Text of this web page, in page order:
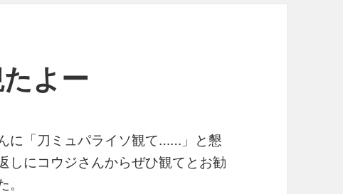
よー
に「刀ミュパライソ観て……」と懇
しにコウジさんからぜひ観てとお勧